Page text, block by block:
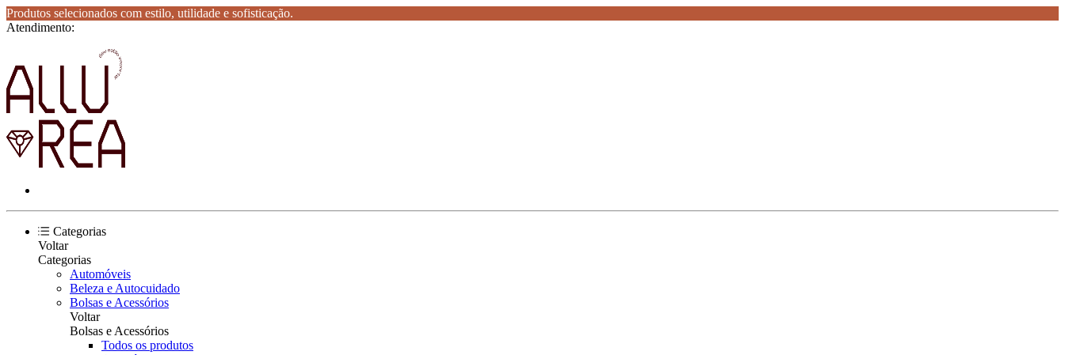
Produtos selecionados com estilo, utilidade e sofisticação.
Atendimento:
Categorias
Voltar
Categorias
Automóveis
Beleza e Autocuidado
Bolsas e Acessórios
Voltar
Bolsas e Acessórios
Todos os produtos